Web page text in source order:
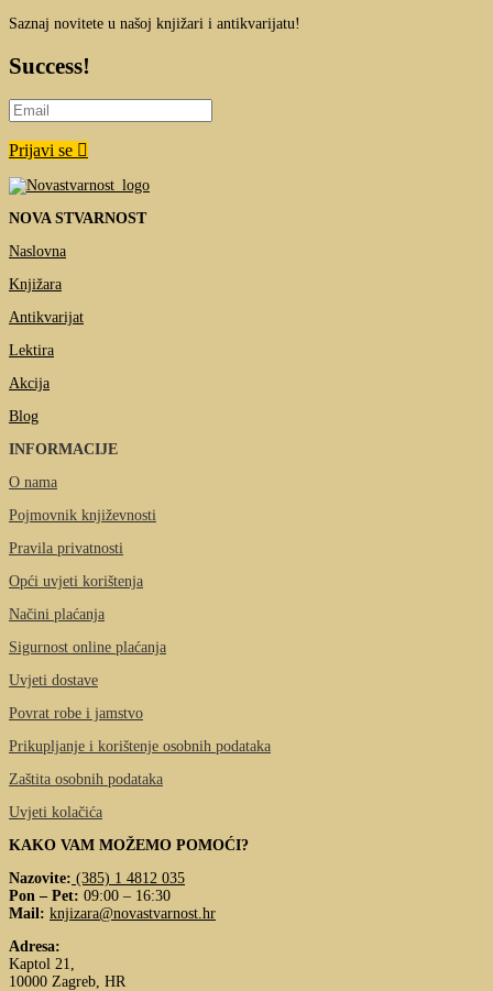
Saznaj novitete u našoj knjižari i antikvarijatu!
Success!
Prijavi se
NOVA STVARNOST
Naslovna
Knjižara
Antikvarijat
Lektira
Akcija
Blog
INFORMACIJE
O nama
Pojmovnik književnosti
Pravila privatnosti
Opći uvjeti korištenja
Načini plaćanja
Sigurnost online plaćanja
Uvjeti dostave
Povrat robe i jamstvo
Prikupljanje i korištenje osobnih podataka
Zaštita osobnih podataka
Uvjeti kolačića
KAKO VAM MOŽEMO POMOĆI?
Nazovite: (385) 1 4812 035
Pon – Pet: 09:00 – 16:30
Mail: knjizara@novastvarnost.hr
Adresa:
Kaptol 21,
10000 Zagreb, HR